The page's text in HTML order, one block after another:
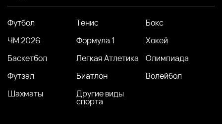
Футбол Тенис
Бокс
ЧМ 2026
Формула 1
Хокей
Баскетбол
Легкая Атлетика
Олимпиада
Футзал
Биатлон
Волейбол
Шахматы
Другие виды
спорта